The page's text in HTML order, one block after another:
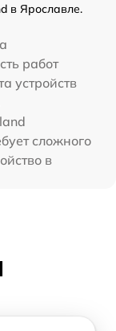
в Ярославле.
работ
устройств
сложного
в